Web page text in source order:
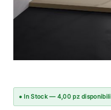
● In Stock — 4,00 pz disponibili